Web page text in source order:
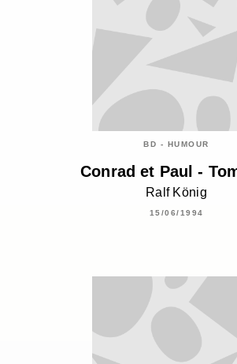
BD - HUMOUR
Conrad et Paul -
Ralf König
15/06/1994